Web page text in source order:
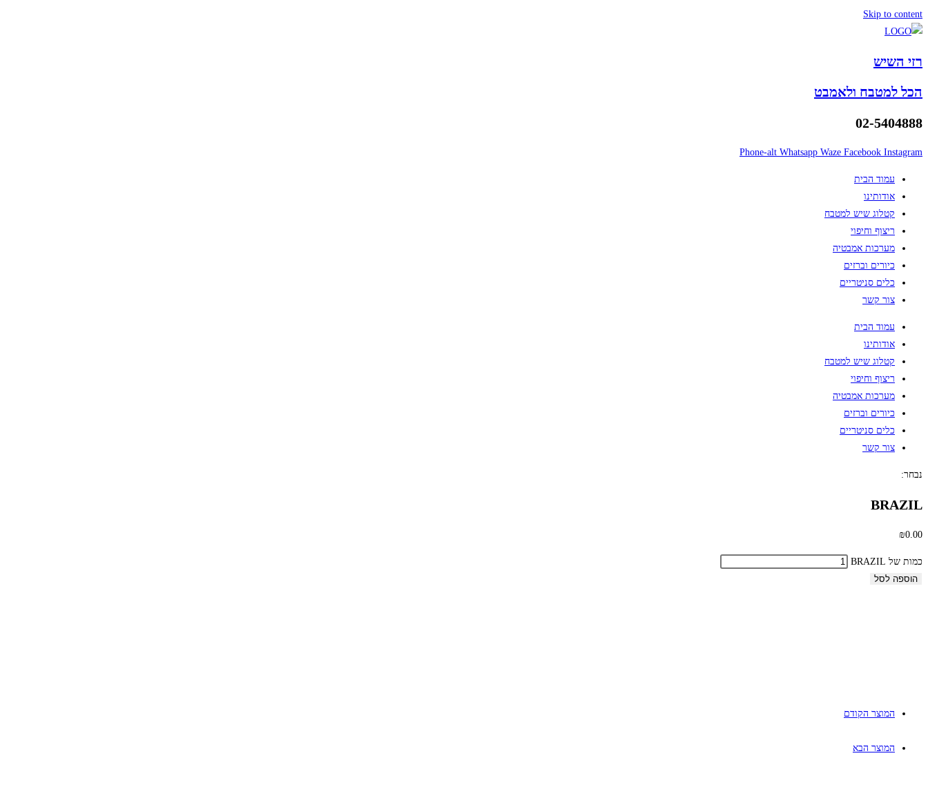
Skip to content
רזי השיש
הכל למטבח ולאמבט
02-5404888
Phone-alt Whatsapp Waze Facebook Instagram
עמוד הבית
אודותינו
קטלוג שיש למטבח
ריצוף וחיפוי
מערכות אמבטיה
כיורים וברזים
כלים סניטריים
צור קשר
עמוד הבית
אודותינו
קטלוג שיש למטבח
ריצוף וחיפוי
מערכות אמבטיה
כיורים וברזים
כלים סניטריים
צור קשר
נבחר:
BRAZIL
₪0.00
כמות של BRAZIL
הוספה לסל
המוצר הקודם
המוצר הבא